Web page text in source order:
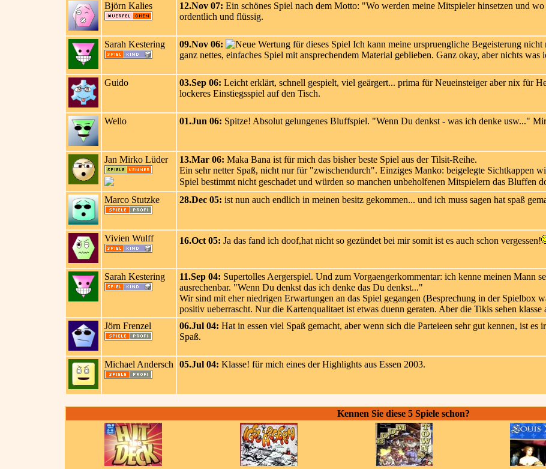
Björn Kalies 12.Nov 07: Ein schönes Spiel nach dem Motto: "Wo werden meine Mitspieler hinsetzen und
ordentlich und flüssig.
Sarah Kestering 09.Nov 06:
Ich kann meine urspruengliche Begeisterung
ganz nettes, einfaches Spiel mit ansprechendem Material geblieben. Ganz okay, aber nichts
Guido 03.Sep 06: Leicht erklärt, schnell gespielt, viel geärgert... prima für Neueinsteiger aber nix für
lockeres Einstiegsspiel auf den Tisch.
Wello 01.Jun 06: Spitze! Absolut gelungenes Bluffspiel. "Wenn Du denkst - was ich denke usw..."
Jan Mirko Lüder 13.Mar 06: Maka Bana ist für mich das bisher beste Spiel aus der Tilsit-Reihe.
Ein sehr netter Spaß, nicht nur für "zwischendurch". Einziges Manko: beigelegte Sichtkappen
Spiel bestimmt nicht geschadet und würden so manchen unbeholfenen Mitspielern das Bluffen
Marco Stutzke
28.Dec 05: ist nun auch endlich in meinen besitz gekommen... und ich muss sagen hat spaß
Vivien Wulff 16.Oct 05: Ja das fand ich doof,hat nicht so gezündet bei mir somit ist es auch schon vergessen!
Sarah Kestering 11.Sep 04: Supertolles Aergerspiel. Und zum Vorgaengerkommentar: ich kenne meinen Mann
ausrechenbar. "Wenn Du denkst das ich denke das Du denkst..."
Wir sind mit eher niedrigen Erwartungen an das Spiel gegangen (Besprechung in der Spielbox
positiv ueberrascht. Nur die Kartenqualitaet ist etwas duenn geraten. Aber die Tikis sehen klasse
Jörn Frenzel
06.Jul 04: Hat in essen viel Spaß gemacht, aber wenn sich die Parteieen sehr gut kennen, ist es
Spaß.
Michael Andersch 05.Jul 04: Klasse! für mich eines der Highlights aus Essen 2003.
Kennen Sie diese 5 Spiele schon?